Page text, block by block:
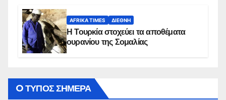
AFRIKA TIMES ΔΙΕΘΝΉ
Η Τουρκία στοχεύει τα αποθέματα
ουρανίου της Σομαλίας
O ΤΥΠΟΣ ΣΗΜΕΡΑ